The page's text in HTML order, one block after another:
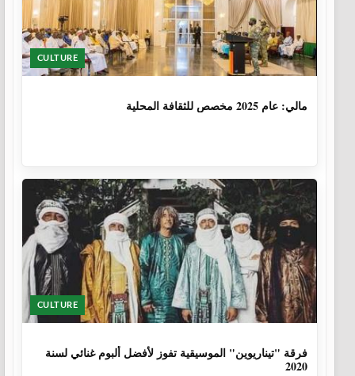
CULTURE
مالي: عام 2025 مخصص للثقافة المحلية
CULTURE
فرقة "تيناريوين" الموسيقية تفوز لأفضل ألبوم غنائي لسنة
2020